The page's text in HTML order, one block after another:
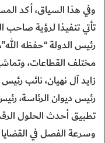
وفي هذا السياق، أكد
تأتي تنفيذا لرؤية
رئيس الدولة “حفظه
مختلف القطاعات،
زايد آل نهيان، نائب
رئيس ديوان الرئاسة،
تطبيق أحدث الحلول
وسرعة الفصل في القضايا